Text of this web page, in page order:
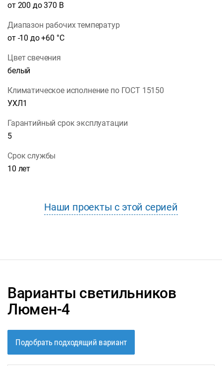
от 200 до 370 В
Диапазон рабочих температур
от -10 до +60 °С
Цвет свечения
белый
Климатическое исполнение по ГОСТ 15150
УХЛ1
Гарантийный срок эксплуатации
5
Срок службы
10 лет
Наши проекты с этой серией
Варианты светильников
Люмен-4
Подобрать подходящий вариант